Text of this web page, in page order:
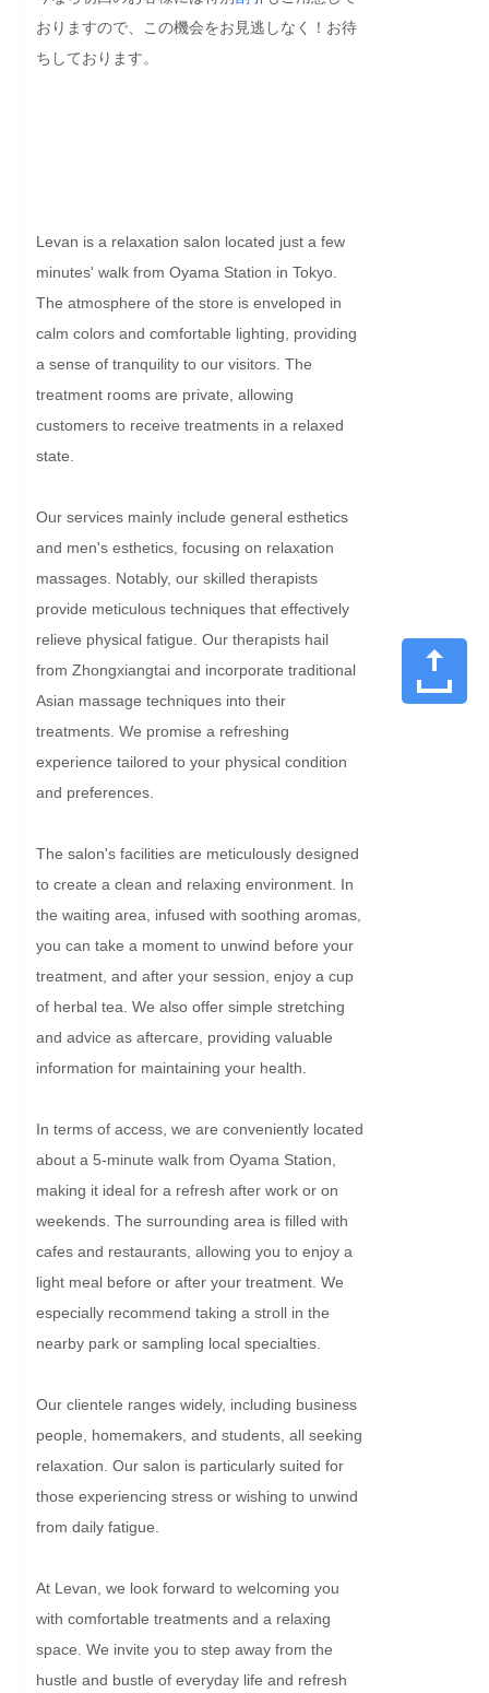
おりますので、この機会をお見逃しなく！お待
ちしております。
Levan is a relaxation salon located just a few
minutes' walk from Oyama Station in Tokyo.
The atmosphere of the store is enveloped in
calm colors and comfortable lighting, providing
a sense of tranquility to our visitors. The
treatment rooms are private, allowing
customers to receive treatments in a relaxed
state.
Our services mainly include general esthetics
and men's esthetics, focusing on relaxation
massages. Notably, our skilled therapists
provide meticulous techniques that effectively
relieve physical fatigue. Our therapists hail
from Zhongxiangtai and incorporate traditional
Asian massage techniques into their
treatments. We promise a refreshing
experience tailored to your physical condition
and preferences.
The salon's facilities are meticulously designed
to create a clean and relaxing environment. In
the waiting area, infused with soothing aromas,
you can take a moment to unwind before your
treatment, and after your session, enjoy a cup
of herbal tea. We also offer simple stretching
and advice as aftercare, providing valuable
information for maintaining your health.
In terms of access, we are conveniently located
about a 5-minute walk from Oyama Station,
making it ideal for a refresh after work or on
weekends. The surrounding area is filled with
cafes and restaurants, allowing you to enjoy a
light meal before or after your treatment. We
especially recommend taking a stroll in the
nearby park or sampling local specialties.
Our clientele ranges widely, including business
people, homemakers, and students, all seeking
relaxation. Our salon is particularly suited for
those experiencing stress or wishing to unwind
from daily fatigue.
At Levan, we look forward to welcoming you
with comfortable treatments and a relaxing
space. We invite you to step away from the
hustle and bustle of everyday life and refresh